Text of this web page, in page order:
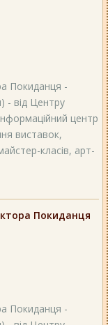
Покиданця -
- від Центру
центр
виставок,
класів, арт-
Покиданця
Покиданця -